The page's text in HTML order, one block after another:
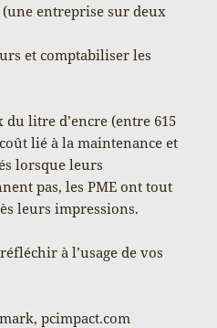
entreprise sur deux
et comptabiliser les
litre d’encre (entre 615
lié à la maintenance et
lorsque leurs
pas, les PME ont tout
leurs impressions.
à l’usage de vos
pcimpact.com